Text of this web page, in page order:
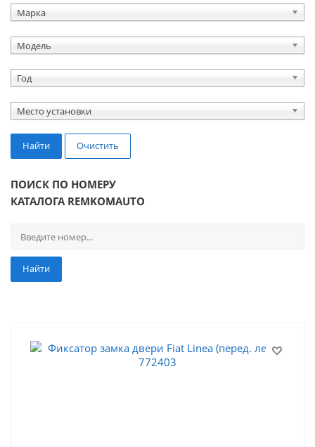
Марка
Модель
Год
Место установки
Найти Очистить
ПОИСК ПО НОМЕРУ
КАТАЛОГА REMKOMAUTO
Найти